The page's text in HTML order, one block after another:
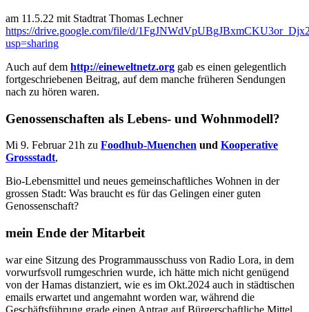
am 11.5.22 mit Stadtrat Thomas Lechner
https://drive.google.com/file/d/
usp=sharing
Auch auf dem http://eineweltnetz.org gab es einen gelegentlich
fortgeschriebenen Beitrag, auf dem manche früheren Sendungen
nach zu hören waren.
Genossenschaften als Lebens- und Wohnmodell?
Mi 9. Februar 21h zu Foodhub-Muenchen und Kooperative
Grossstadt,
Bio-Lebensmittel und neues gemeinschaftliches Wohnen in der
grossen Stadt: Was braucht es für das Gelingen einer guten
Genossenschaft?
mein Ende der Mitarbeit
war eine Sitzung des Programmausschuss von Radio Lora, in dem
vorwurfsvoll rumgeschrien wurde, ich hätte mich nicht genügend
von der Hamas distanziert, wie es im Okt.2024 auch in städtischen
emails erwartet und angemahnt worden war, während die
Geschäftsführung grade einen Antrag auf Bürgerschaftliche Mittel